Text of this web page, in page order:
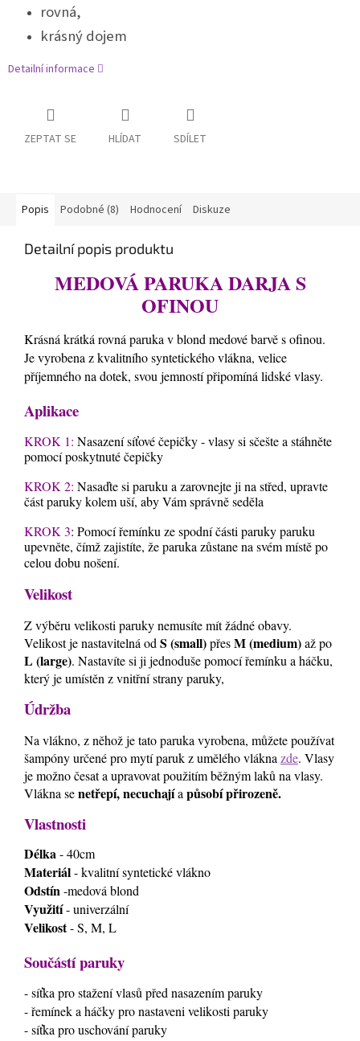
rovná,
krásný dojem
Detailní informace
ZEPTAT SE HLÍDAT SDÍLET
Popis Podobné (8) Hodnocení Diskuze
Detailní popis produktu
MEDOVÁ PARUKA DARJA S
OFINOU
Krásná krátká rovná paruka v blond medové barvě s ofinou.
Je vyrobena z kvalitního syntetického vlákna, velice
příjemného na dotek, svou jemností připomíná lidské vlasy.
Aplikace
KROK 1: Nasazení síťové čepičky - vlasy si sčešte a stáhněte
pomocí poskytnuté čepičky
KROK 2: Nasaďte si paruku a zarovnejte ji na střed, upravte
část paruky kolem uší, aby Vám správně seděla
KROK 3: Pomocí řemínku ze spodní části paruky paruku
upevněte, čímž zajistíte, že paruka zůstane na svém místě po
celou dobu nošení.
Velikost
Z výběru velikosti paruky nemusíte mít žádné obavy.
Velikost je nastavitelná od S (small)přesM (medium)až po
L (large). Nastavíte si ji jednoduše pomocí řemínku a háčku,
který je umístěn z vnitřní strany paruky,
Údržba
Na vlákno, z něhož je tato paruka vyrobena, můžete používat
šampóny určené pro mytí paruk z umělého vláknazde. Vlasy
je možno česat a upravovat použitím běžným laků na vlasy.
Vlákna senetřepí, necuchajíapůsobí přirozeně.
Vlastnosti
Délka- 40cm
Materiál- kvalitní syntetické vlákno
Odstín-medová blond
Využití- univerzální
Velikost- S, M, L
Součástí paruky
- síťka pro stažení vlasů před nasazením paruky
- řemínek a háčky pro nastaveni velikosti paruky
- síťka pro uschování paruky